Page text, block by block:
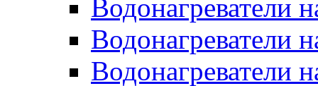
Водонагреватели
Водонагреватели
Водонагреватели